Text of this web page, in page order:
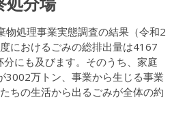
物処理事業実態調査の結果（令和2
におけるごみの総排出量は4167
にも及びます。そのうち、家庭
3002万トン、事業から生じる事業
ちの生活から出るごみが全体の約